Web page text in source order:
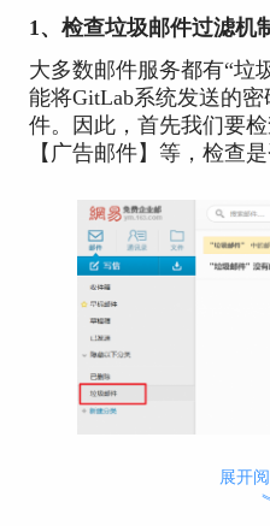
1、检查垃圾邮件过滤机
大多数邮件服务都有“垃
能将GitLab系统发送的
件。因此，首先我们要
【广告邮件】等，检查
2、检查注册邮箱是否准
展开